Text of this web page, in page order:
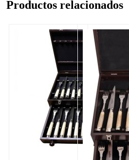
Productos relacionados